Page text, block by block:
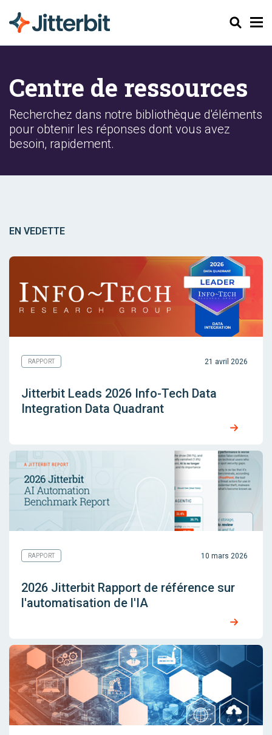
Chercher
Centre de ressources
Recherchez dans notre bibliothèque d'éléments
pour obtenir les réponses dont vous avez
besoin, rapidement.
EN VEDETTE
RAPPORT 21 avril 2026
Jitterbit Leads 2026 Info-Tech Data
Integration Data Quadrant
RAPPORT 10 mars 2026
2026 Jitterbit Rapport de référence sur
l'automatisation de l'IA